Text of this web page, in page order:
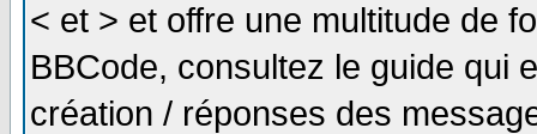
< et > et offre une multitude de
BBCode, consultez le guide qui
création / réponses des